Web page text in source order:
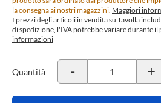
la consegna ai nostri magazzini. Maggiori
I prezzi degli articoli in vendita su Tavolla
di spedizione, l'IVA potrebbe variare durante il
informazioni
Quantità - +